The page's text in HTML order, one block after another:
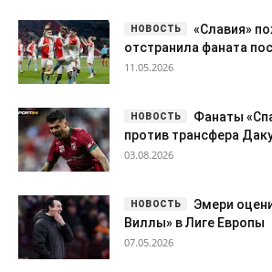
«Славия»
отстранила фаната
11.05.2026
Фанаты
против трансфера
03.08.2026
Эмери
Виллы» в Лиге Европы
07.05.2026